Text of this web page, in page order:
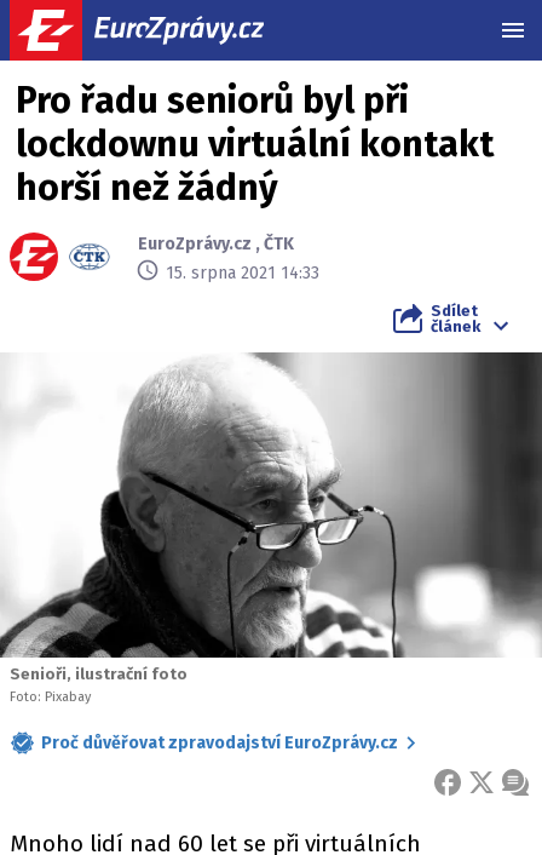
Pro řadu seniorů byl při
lockdownu virtuální kontakt
horší než žádný
EuroZprávy.cz ,ČTK
15. srpna 2021 14:33
Sdílet
článek
Senioři, ilustrační foto
Foto: Pixabay
Proč důvěřovat zpravodajství EuroZprávy.cz
FACEBOOK
X
Mnoho lidí nad 60 let se při virtuálních